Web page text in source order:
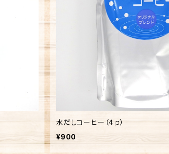
水だしコーヒー（４ｐ）
¥900